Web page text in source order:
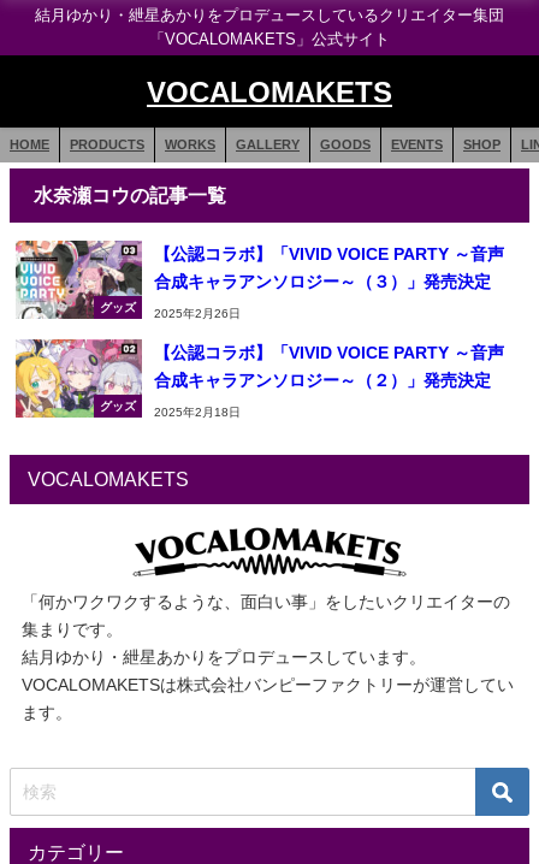
結月ゆかり・紲星あかりをプロデュースしているクリエイター集団
「VOCALOMAKETS」公式サイト
VOCALOMAKETS
HOME PRODUCTS WORKS GALLERY GOODS EVENTS SHOP
水奈瀬コウの記事一覧
グッズ
【公認コラボ】「VIVID VOICE PARTY ～音声
合成キャラアンソロジー～（３）」発売決定
2025年2月26日
グッズ
【公認コラボ】「VIVID VOICE PARTY ～音声
合成キャラアンソロジー～（２）」発売決定
2025年2月18日
VOCALOMAKETS
「何かワクワクするような、面白い事」をしたいクリエイターの
集まりです。
結月ゆかり・紲星あかりをプロデュースしています。
VOCALOMAKETSは株式会社バンピーファクトリーが運営してい
ます。
カテゴリー